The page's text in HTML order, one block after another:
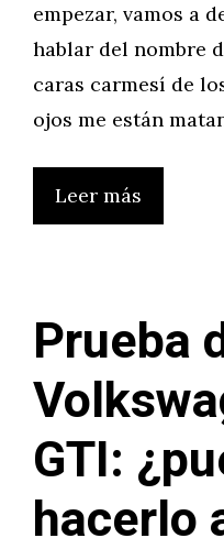
empezar, vamos a
hablar del nombre
caras carmesí de
ojos me están
Leer más
Prueba
GTI:
hacerlo